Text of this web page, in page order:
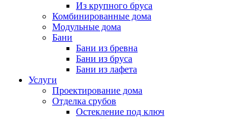
Из крупного бруса
Комбинированные дома
Модульные дома
Бани
Бани из бревна
Бани из бруса
Бани из лафета
Услуги
Проектирование дома
Отделка срубов
Остекление под ключ